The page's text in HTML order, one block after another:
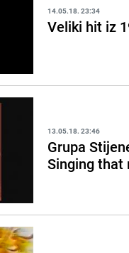
14.05.18. 23:34
Veliki hit iz
13.05.18. 23:46
Grupa
Singing that